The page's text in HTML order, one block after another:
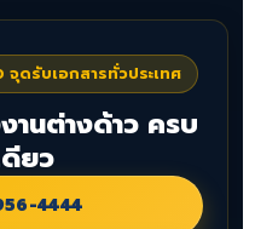
ดรับเอกสารทั่วประเทศ
านต่างด้าว ครบ
ยว
4444